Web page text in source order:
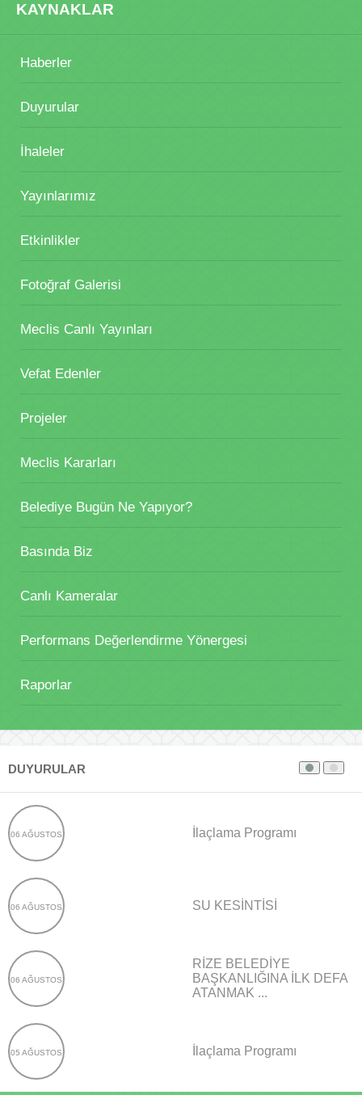
KAYNAKLAR
Haberler
Duyurular
İhaleler
Yayınlarımız
Etkinlikler
Fotoğraf Galerisi
Meclis Canlı Yayınları
Vefat Edenler
Projeler
Meclis Kararları
Belediye Bugün Ne Yapıyor?
Basında Biz
Canlı Kameralar
Performans Değerlendirme Yönergesi
Raporlar
DUYURULAR
06 AĞUSTOS İlaçlama Programı
06 AĞUSTOS SU KESİNTİSİ
06 AĞUSTOS
RİZE BELEDİYE
BAŞKANLIĞINA İLK DEFA
ATANMAK ...
05 AĞUSTOS İlaçlama Programı